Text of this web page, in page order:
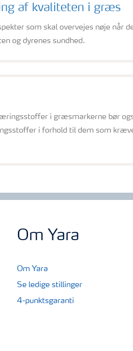
af kvaliteten i græs
som skal overvejes nøje når
og dyrenes sundhed.
i græsmarkerne bør
i forhold til dem som
Om Yara
Om Yara
Se ledige stillinger
4-punktsgaranti